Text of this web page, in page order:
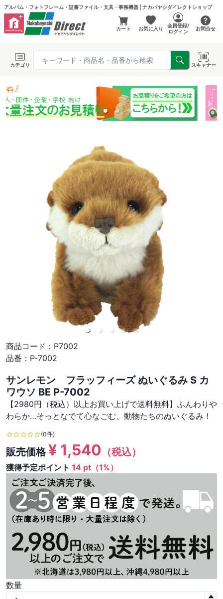
アルバム・フォトフレーム・証書ファイル・文具・事務機器 | ナカバヤシダイレクトショップ
カート お気に入り
会員登録/
ログイン
お問合せ
カテゴリ スキャナー
商品コード： P7002
品番： P-7002
サンレモン フラッフィーズ ぬいぐるみ S カ
ワウソ BE P-7002
【2980円（税込）以上お買い上げで送料無料】ふんわりや
わらか…そっとなでて心なごむ、動物たちのぬいぐるみ！
(0件)
販売価格¥ 1,540 （税込）
獲得予定ポイント 14 pt（1%）
数量